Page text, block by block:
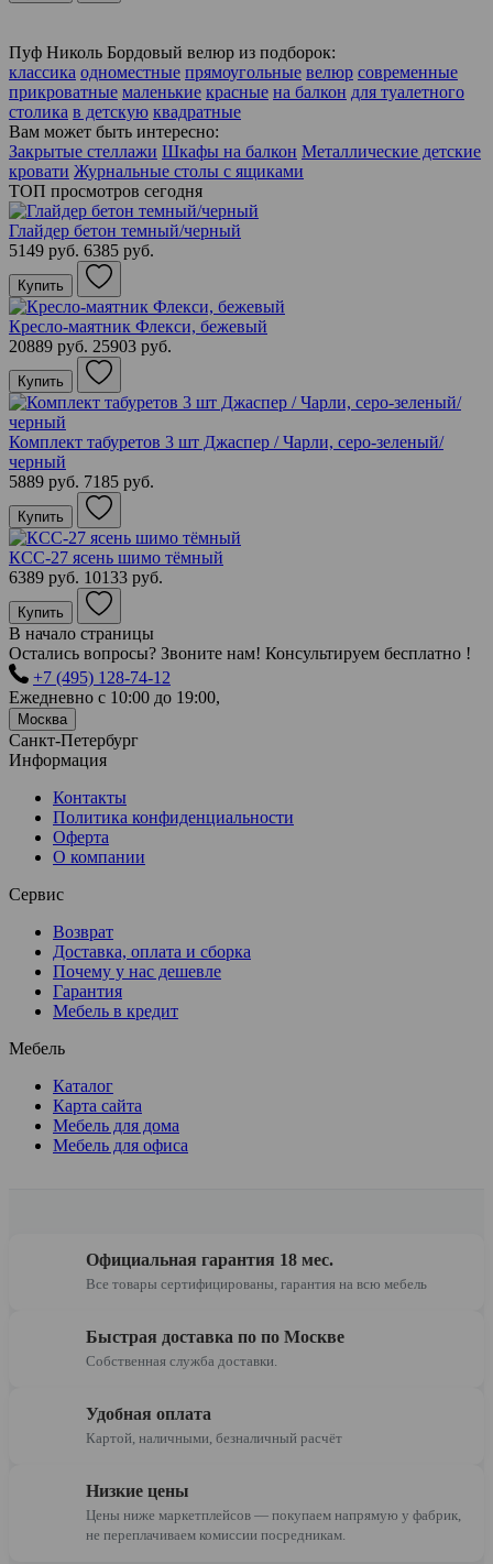
Пуф Николь Бордовый велюр из подборок:
классика одноместные прямоугольные велюр современные
прикроватные маленькие красные на балкон для туалетного
столика в детскую квадратные
Вам может быть интересно:
Закрытые стеллажи Шкафы на балкон Металлические детские
кровати Журнальные столы с ящиками
ТОП просмотров сегодня
Глайдер бетон темный/черный
5149 руб. 6385 руб.
Купить
Кресло-маятник Флекси, бежевый
20889 руб. 25903 руб.
Купить
Комплект табуретов 3 шт Джаспер / Чарли, серо-зеленый/
черный
5889 руб. 7185 руб.
Купить
КСС-27 ясень шимо тёмный
6389 руб. 10133 руб.
Купить
В начало страницы
Остались вопросы? Звоните нам! Консультируем бесплатно !
+7 (495) 128-74-12
Ежедневно с 10:00 до 19:00,
Москва
Санкт-Петербург
Информация
Контакты
Политика конфиденциальности
Оферта
О компании
Сервис
Возврат
Доставка, оплата и сборка
Почему у нас дешевле
Гарантия
Мебель в кредит
Мебель
Каталог
Карта сайта
Мебель для дома
Мебель для офиса
Официальная гарантия 18 мес.
Все товары сертифицированы, гарантия на всю мебель
Быстрая доставка по по Москве
Собственная служба доставки.
Удобная оплата
Картой, наличными, безналичный расчёт
Низкие цены
Цены ниже маркетплейсов — покупаем напрямую у фабрик,
не переплачиваем комиссии посредникам.